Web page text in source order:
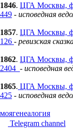
1846. ЦГА Москвы,
449 - исповедная
1857. ЦГА Москвы,
126 - ревизская
1862. ЦГА Москвы,
2404 - исповедная
1865. ЦГА Москвы,
425 - исповедная
моягенеалогия
Telegram channel